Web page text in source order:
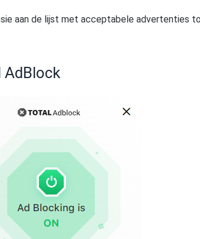
aan de lijst met acceptabele advertenties
AdBlock